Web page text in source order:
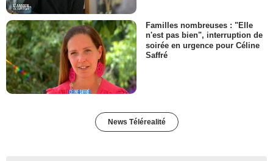
Familles nombreuses : "Elle
n'est pas bien", interruption de
soirée en urgence pour Céline
Saffré
News Télérealité